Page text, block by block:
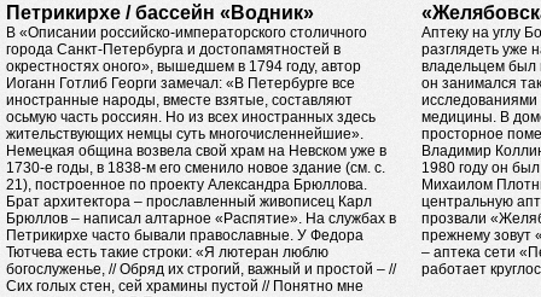
Петрикирхе / бассейн «Водник»
В «Описании российско-императорского столичного
города Санкт-Петербурга и достопамятностей в
окрестностях оного», вышедшем в 1794 году, автор
Иоганн Готлиб Георги замечал: «В Петербурге все
иностранные народы, вместе взятые, составляют
осьмую часть россиян. Но из всех иностранных здесь
жительствующих немцы суть многочисленнейшие».
Немецкая община возвела свой храм на Невском уже в
1730-е годы, в 1838-м его сменило новое здание (см. с.
21), построенное по проекту Александра Брюллова.
Брат архитектора – прославленный живописец Карл
Брюллов – написал алтарное «Распятие». На службах в
Петрикирхе часто бывали православные. У Федора
Тютчева есть такие строки: «Я лютеран люблю
богослуженье, // Обряд их строгий, важный и простой – //
Сих голых стен, сей храмины пустой // Понятно мне
Аптеку на углу
разглядеть уже
владельцем был
он занимался
исследованиями
медицины. В
просторное
Владимир
1980 году он
Михаилом
центральную
прозвали
прежнему зовут
– аптека сети
работает